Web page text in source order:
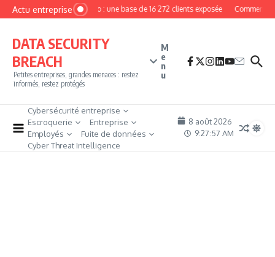
Aller au contenu
Actu entrepriseMyPhoto : une base de 16 272 clients exposée Comment
DATA SECURITY
BREACH
Petites entreprises, grandes menaces : restez
informés, restez protégés
M
e
n
u
Cybersécurité entreprise
Escroquerie
Entreprise
Employés
Fuite de données
Cyber Threat Intelligence
8 août 2026
9:27:58 AM